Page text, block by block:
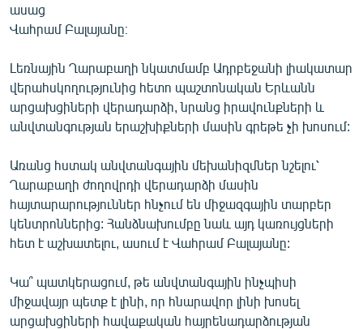
ասաց
Վահրամ Բալայանը։
Լեռնային Ղարաբաղի նկատմամբ Ադրբեջանի լիակատար
վերահսկողությունից հետո պաշտոնական Երևանն
արցախցիների վերադարձի, նրանց իրավունքների և
անվտանգության երաշխիքների մասին գրեթե չի խոսում:
Առանց հստակ անվտանգային մեխանիզմներ նշելու՝
Ղարաբաղի ժողովրդի վերադարձի մասին
հայտարարություններ հնչում են միջազգային տարբեր
կենտրոններից: Հանձնախումբը նաև այդ կառույցների
հետ է աշխատելու, ասում է Վահրամ Բալայանը:
Կա՞ պատկերացում, թե անվտանգային ինչպիսի
միջավայր պետք է լինի, որ հնարավոր լինի խոսել
արցախցիների հավաքական հայրենադարձության